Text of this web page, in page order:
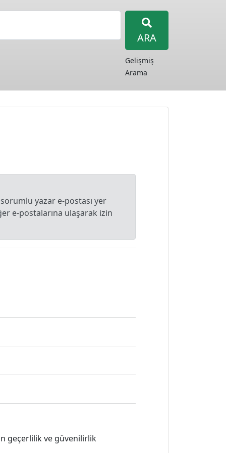
ARA
Gelişmiş
Arama
yazar e-postası yer
e-postalarına ulaşarak izin
geçerlilik ve güvenilirlik